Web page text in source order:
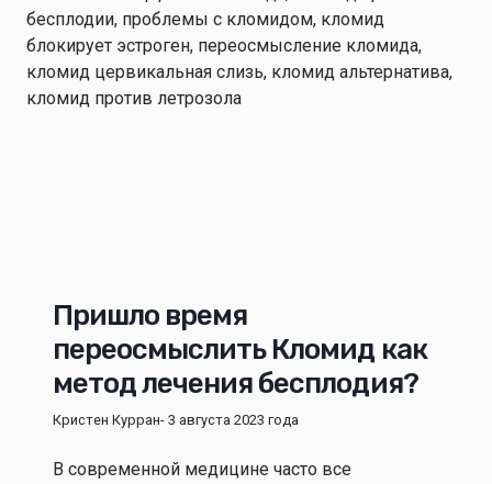
Пришло время
переосмыслить Кломид как
метод лечения бесплодия?
Кристен Курран- 3 августа 2023 года
В современной медицине часто все